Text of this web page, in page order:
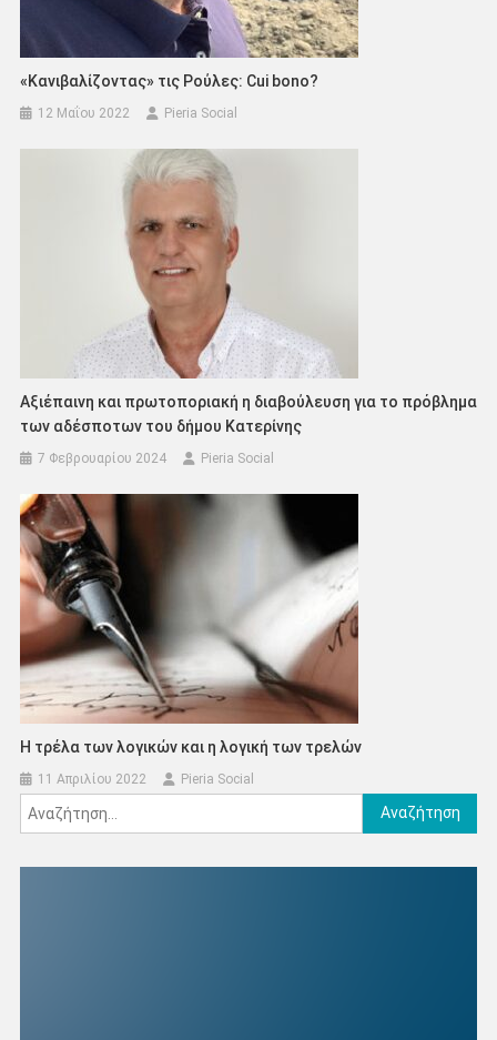
«Κανιβαλίζοντας» τις Ρούλες: Cui bono?
12 Μαΐου 2022 Pieria Social
Αξιέπαινη και πρωτοποριακή η διαβούλευση για το πρόβλημα
των αδέσποτων του δήμου Κατερίνης
7 Φεβρουαρίου 2024 Pieria Social
Η τρέλα των λογικών και η λογική των τρελών
11 Απριλίου 2022 Pieria Social
Αναζήτηση
για: